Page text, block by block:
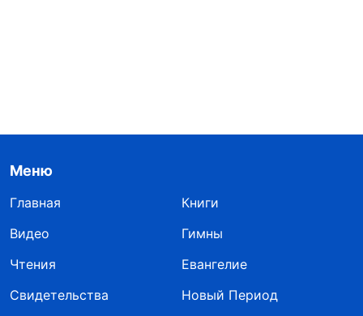
Меню
Главная
Книги
Видео
Гимны
Чтения
Евангелие
Свидетельства
Новый Период